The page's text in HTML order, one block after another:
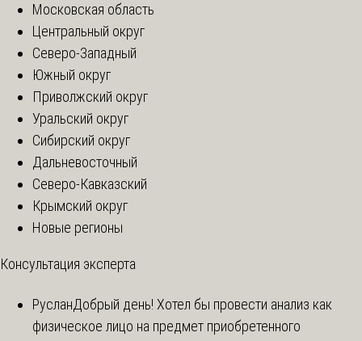
Московская область
Центральный округ
Северо-Западный
Южный округ
Приволжский округ
Уральский округ
Сибирский округ
Дальневосточный
Северо-Кавказский
Крымский округ
Новые регионы
Консультация эксперта
РусланДобрый день! Хотел бы провести анализ как
физическое лицо на предмет приобретенного